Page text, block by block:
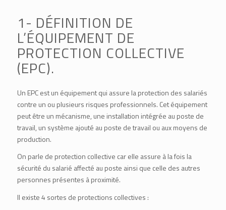
1- DÉFINITION DE
L’ÉQUIPEMENT DE
PROTECTION COLLECTIVE
(EPC).
Un EPC est un équipement qui assure la protection des salariés
contre un ou plusieurs risques professionnels. Cet équipement
peut être un mécanisme, une installation intégrée au poste de
travail, un système ajouté au poste de travail ou aux moyens de
production.
On parle de protection collective car elle assure à la fois la
sécurité du salarié affecté au poste ainsi que celle des autres
personnes présentes à proximité.
Il existe 4 sortes de protections collectives :